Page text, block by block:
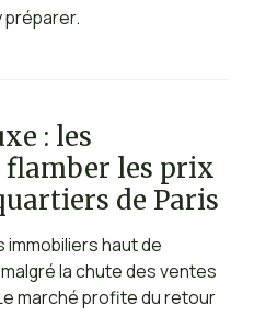
préparer.
: les
les prix
de Paris
immobiliers haut de
la chute des ventes
marché profite du retour